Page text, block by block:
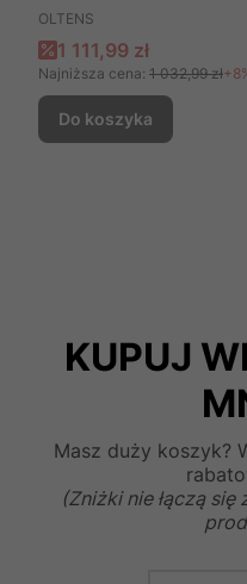
OLTENS, nr kat:
PRODUCENT
OLTENS
Cena promocyjna
1 111,99 zł
Najniższa cena: 1 032,99 zł
Do koszyka
KUPUJ
Masz duży koszyk?
(Zniżki nie łączą